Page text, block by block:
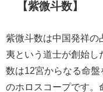
【紫微斗数】
紫微斗数は中国発祥の
夷という道士が創始し
数は12宮からなる命
のホロスコープです。